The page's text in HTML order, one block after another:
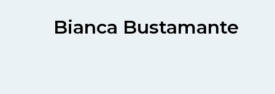
Bianca Bustamante